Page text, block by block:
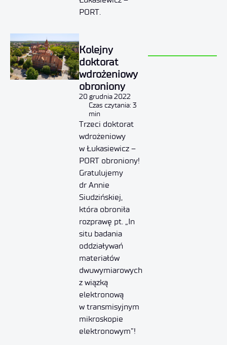
PORT.
Kolejny
doktorat
wdrożeniowy
obroniony
20 grudnia 2022
Czas czytania: 3
min
Trzeci doktorat
wdrożeniowy
w Łukasiewicz –
PORT obroniony!
Gratulujemy
dr Annie
Siudzińskiej,
która obroniła
rozprawę pt. „In
situ badania
oddziaływań
materiałów
dwuwymiarowych
z wiązką
elektronową
w transmisyjnym
mikroskopie
elektronowym”!